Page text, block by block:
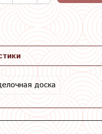
доска